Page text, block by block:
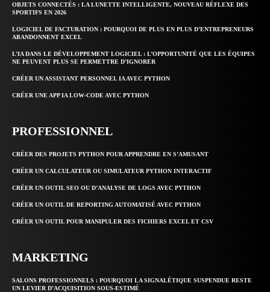
OBJETS CONNECTÉS : LA LUNETTE INTELLIGENTE, NOUVEAU RÉFLEXE DES
SPORTIFS EN 2026
LOGICIEL DE FACTURATION : POURQUOI DE PLUS EN PLUS D’ENTREPRENEURS
ABANDONNENT EXCEL
L’IA DANS LE DÉVELOPPEMENT LOGICIEL : L’OPPORTUNITÉ QUE LES ÉQUIPES
NE PEUVENT PLUS SE PERMETTRE D’IGNORER
CRÉER UN ASSISTANT PERSONNEL IA AVEC PYTHON
CRÉER UNE APP IA LOW-CODE AVEC PYTHON
PROFESSIONNEL
CRÉER DES PROJETS PYTHON POUR APPRENDRE EN S’AMUSANT
CRÉER UN CALCULATEUR OU SIMULATEUR PYTHON INTERACTIF
CRÉER UN OUTIL SEO OU D’ANALYSE DE LOGS AVEC PYTHON
CRÉER UN OUTIL DE REPORTING AUTOMATISÉ AVEC PYTHON
CRÉER UN OUTIL POUR MANIPULER DES FICHIERS EXCEL ET CSV
MARKETING
SALONS PROFESSIONNELS : POURQUOI LA SIGNALÉTIQUE SUSPENDUE RESTE
UN LEVIER D’ACQUISITION SOUS-ESTIMÉ